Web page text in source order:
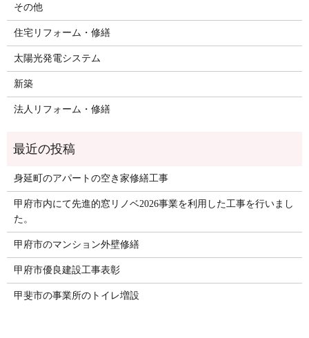
その他
住宅リフォーム・修繕
太陽光発電システム
新築
法人リフォーム・修繕
身延町のアパートの空き家修繕工事
甲府市内にて先進的窓リノベ2026事業を利用した工事を行いまし
た。
甲府市のマンション外壁修繕
甲府市優良建設工事表彰
甲斐市の事業所のトイレ増設